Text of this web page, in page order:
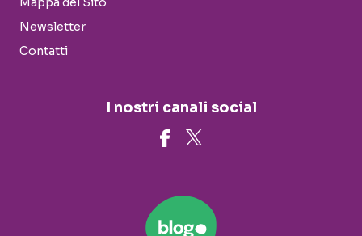
Newsletter
Contatti
I nostri canali social